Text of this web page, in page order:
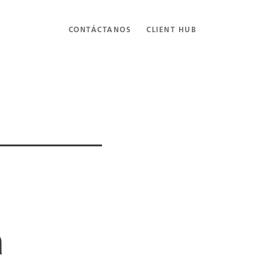
CONTÁCTANOS CLIENT HUB